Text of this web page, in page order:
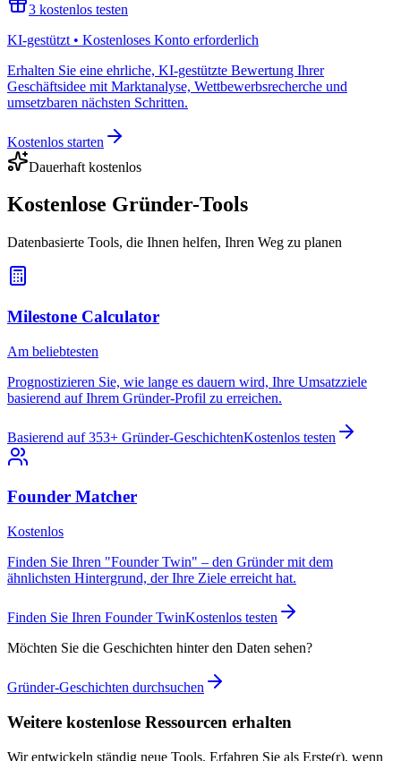
3 kostenlos testen
KI-gestützt • Kostenloses Konto erforderlich
Erhalten Sie eine ehrliche, KI-gestützte Bewertung Ihrer
Geschäftsidee mit Marktanalyse, Wettbewerbsrecherche und
umsetzbaren nächsten Schritten.
Kostenlos starten
Dauerhaft kostenlos
Kostenlose Gründer-Tools
Datenbasierte Tools, die Ihnen helfen, Ihren Weg zu planen
Milestone Calculator
Am beliebtesten
Prognostizieren Sie, wie lange es dauern wird, Ihre Umsatzziele
basierend auf Ihrem Gründer-Profil zu erreichen.
Basierend auf 353+ Gründer-GeschichtenKostenlos testen
Founder Matcher
Kostenlos
Finden Sie Ihren "Founder Twin" – den Gründer mit dem
ähnlichsten Hintergrund, der Ihre Ziele erreicht hat.
Finden Sie Ihren Founder TwinKostenlos testen
Möchten Sie die Geschichten hinter den Daten sehen?
Gründer-Geschichten durchsuchen
Weitere kostenlose Ressourcen erhalten
Wir entwickeln ständig neue Tools. Erfahren Sie als Erste(r), wenn